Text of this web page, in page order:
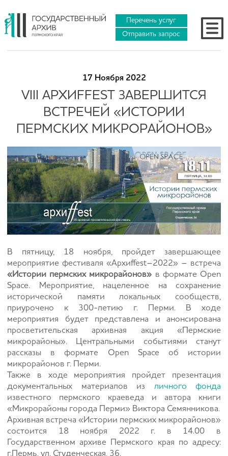
Перечень услуг
Отправить запрос
17 Ноября 2022
VIII АРХИFFEST ЗАВЕРШИТСЯ
ВСТРЕЧЕЙ «ИСТОРИИ
ПЕРМСКИХ МИКРОРАЙОНОВ»
В пятницу, 18 ноября, пройдет завершающее
мероприятие фестиваля «Архиffest–2022» – встреча
«Истории пермских микрорайонов» в формате Open
Space. Мероприятие, нацеленное на сохранение
исторической памяти локальных сообществ,
приурочено к 300-летию г. Перми. В ходе
мероприятия будет представлена и анонсирована
просветительская архивная акция «Пермские
микрорайоны». Центральными событиями станут
рассказы в формате Open Space об истории
микрорайонов г. Перми.
Также в ходе мероприятия пройдет презентация
документальных материалов из личного фонда
известного пермского краеведа и автора книги
«Микрорайоны города Перми» Виктора Семянникова.
Архивная встреча «Истории пермских микрорайонов»
состоится 18 ноября 2022 г. в 14.00 в
Государственном архиве Пермского края по адресу:
г.Пермь, ул. Студенческая, 36.